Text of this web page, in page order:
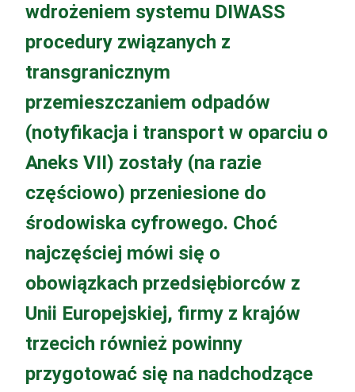
wdrożeniem systemu DIWASS
procedury związanych z
transgranicznym
przemieszczaniem odpadów
(notyfikacja i transport w oparciu o
Aneks VII) zostały (na razie
częściowo) przeniesione do
środowiska cyfrowego. Choć
najczęściej mówi się o
obowiązkach przedsiębiorców z
Unii Europejskiej, firmy z krajów
trzecich również powinny
przygotować się na nadchodzące